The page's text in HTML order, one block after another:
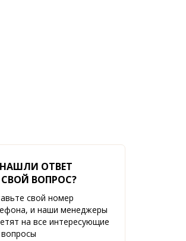
ОТВЕТ
ВОПРОС?
свой номер
и наши менеджеры
на все интересующие